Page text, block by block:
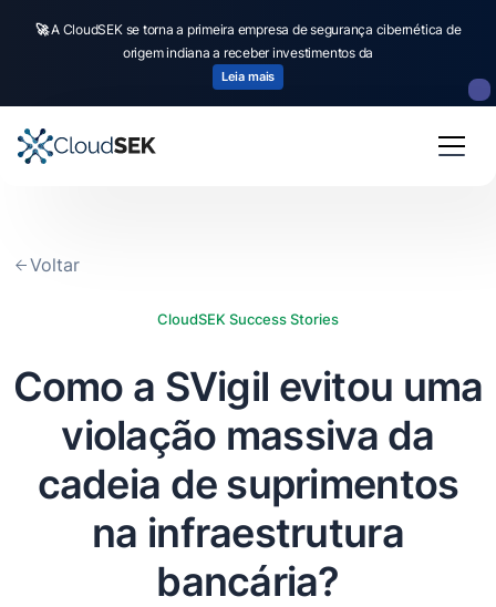
🚀CloudSEK becomes first Indian origin cybersecurity company to receive
investment fromUS statefund
Read more
Voltar
CloudSEK Success Stories
Como a SVigil evitou uma
violação massiva da
cadeia de suprimentos
na infraestrutura
bancária?